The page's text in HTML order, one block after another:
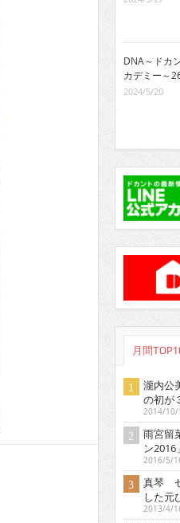
DNA～ドカ
カデミー～
2024/5/20
月間
瀧内公
の初が
2014/10/
雨宮留
ン2016
2016/5/
真琴
した元
2013/4/